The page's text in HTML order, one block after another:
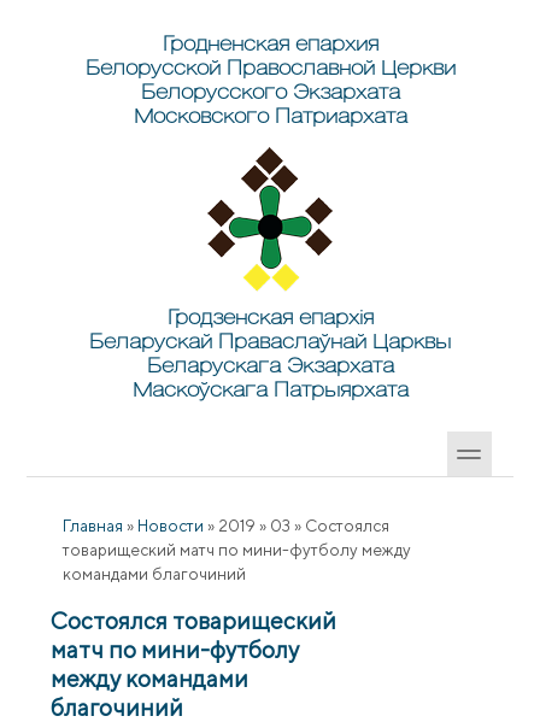
Гродненская епархия
Белорусской Православной Церкви
Белорусского Экзархата
Московского Патриархата
Гродзенская епархія
Беларускай Праваслаўнай Царквы
Беларускага Экзархата
Маскоўскага Патрыярхата
Главная » Новости » 2019 » 03 » Состоялся
товарищеский матч по мини-футболу между
командами благочиний
Состоялся товарищеский
матч по мини-футболу
между командами
благочиний